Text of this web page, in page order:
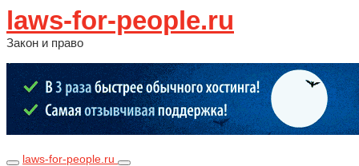
laws-for-people.ru
Закон и право
laws-for-people.ru